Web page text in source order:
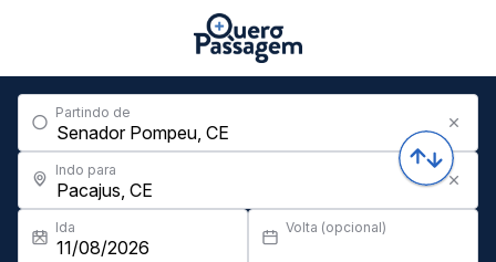
Partindo de
Indo para
Ida Volta (opcional)